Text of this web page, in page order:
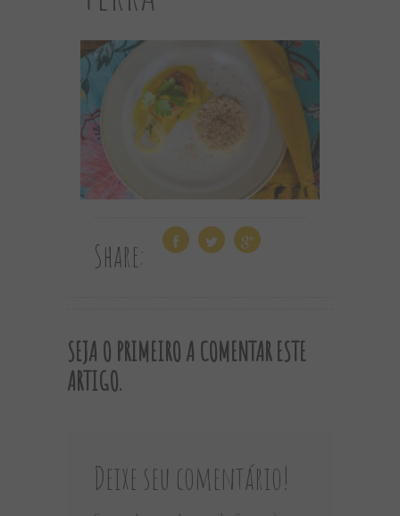
Share:
SEJA O PRIMEIRO A COMENTAR ESTE
ARTIGO.
Deixe seu comentário!